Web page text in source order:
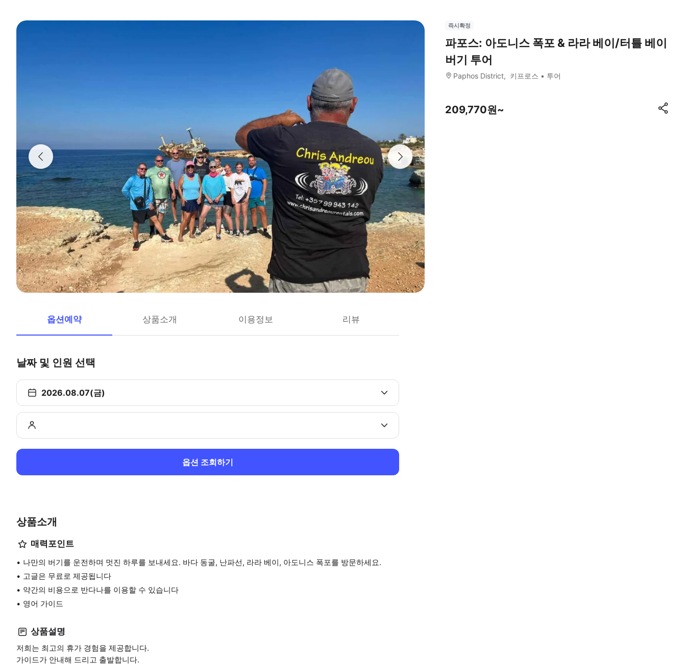
옵션예약 상품소개 이용정보 리뷰
날짜 및 인원 선택
2026.08.07(금)
옵션 조회하기
상품소개
매력포인트
나만의 버기를 운전하며 멋진 하루를 보내세요. 바다 동굴, 난파선, 라라 베이, 아도니스 폭포를 방문하세요.
고글은 무료로 제공됩니다
약간의 비용으로 반다나를 이용할 수 있습니다
영어 가이드
상품설명
저희는 최고의 휴가 경험을 제공합니다.
가이드가 안내해 드리고 출발합니다.
즉시확정
파포스: 아도니스 폭포 & 라라 베이/터틀 베이
버기 투어
Paphos District 키프로스 투어
209,770원~